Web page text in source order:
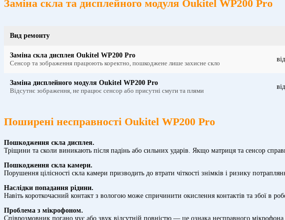
Заміна скла та дисплейного модуля Oukitel WP200 Pro
Вид ремонту
Заміна скла дисплея Oukitel WP200 Pro
Сенсор та зображення працюють коректно, пошкоджене лише захисне скло
Заміна дисплейного модуля Oukitel WP200 Pro
Відсутнє зображення, не працює сенсор або присутні смуги та плями
Поширені несправності Oukitel WP200 Pro
Пошкодження скла дисплея.
Тріщини та сколи виникають після падінь або сильних ударів. Якщо матриця та сенсор
Пошкодження скла камери.
Порушення цілісності скла камери призводить до втрати чіткості знімків і ризику
Наслідки попадання рідини.
Навіть короткочасний контакт з вологою може спричинити окислення контактів та збої в
Проблема з мікрофоном.
Співрозмовник погано чує або звук відсутній повністю — це ознака несправного